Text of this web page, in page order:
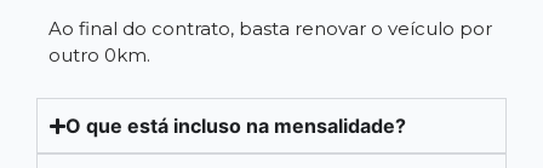
Ao final do contrato, basta renovar o veículo por
outro 0km.
O que está incluso na mensalidade?